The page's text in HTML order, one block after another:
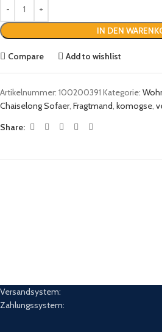
IN DEN
Compare Add to wishlist
Artikelnummer: 100200391 Kategorie:
Chaiselong Sofaer, Fragtmand, komogse,
Share:
Versandsystem:
Zahlungssystem: